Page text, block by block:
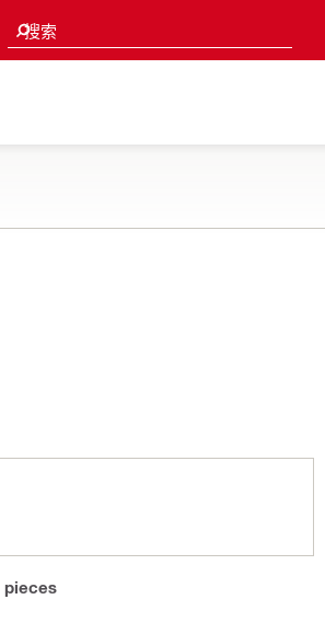
搜索
Search suggestions
pieces